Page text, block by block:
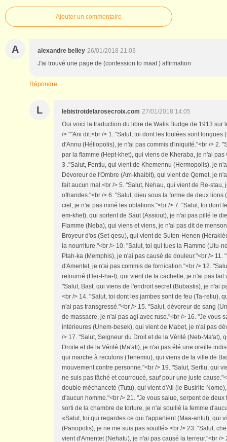
Ajouter un commentaire
A alexandre belley 26/01/2018 21:03
J'ai trouvé une page de (confession to maat ) affirmation
Répondre
L lebistrotdelarosecroix.com 27/01/2018 14:05
Oui voici la traduction du libre de Walis Budge de 1913 sur
/> ""Ani dit:<br /> 1. "Salut, toi dont les foulées sont longues
d'Annu (Héliopolis), je n'ai pas commis d'iniquité."<br /> 2.
par la flamme (Hept-khet), qui viens de Kheraba, je n'ai pas
3 ."Salut, Fentiu, qui vient de Khemennu (Hermopolis), je
Dévoreur de l'Ombre (Am-khaibit), qui vient de Qernet, je
fait aucun mal.<br /> 5. "Salut, Nehau, qui vient de Re-stau,
offrandes."<br /> 6. "Salut, dieu sous la forme de deux lions
ciel, je n'ai pas miné les oblations."<br /> 7. "Salut, toi dont
em-khet), qui sortent de Saut (Assiout), je n'ai pas pillé le
Flamme (Neba), qui viens et viens, je n'ai pas dit de
Broyeur d'os (Set-qesu), qui vient de Suten-Henen
la nourriture."<br /> 10. "Salut, toi qui tues la Flamme (Utu-
Ptah-ka (Memphis), je n'ai pas causé de douleur."<br /> 11.
d'Amentet, je n'ai pas commis de fornication."<br /> 12.
retourné (Her-f-ha-f), qui vient de ta cachette, je n'ai pas fait
"Salut, Bast, qui viens de l'endroit secret (Bubastis), je n'ai
<br /> 14. "Salut, toi dont les jambes sont de feu (Ta-retiu),
n'ai pas transgressé."<br /> 15. "Salut, dévoreur de sang
de massacre, je n'ai pas agi avec ruse."<br /> 16. "Je vous
intérieures (Unem-besek), qui vient de Mabet, je n'ai pas
/> 17. "Salut, Seigneur du Droit et de la Vérité (Neb-Ma'at),
Droite et de la Vérité (Ma'ati), je n'ai pas été une oreille
qui marche à reculons (Tenemiu), qui viens de la ville de
mouvement contre personne."<br /> 19. "Salut, Sertiu, qui
ne suis pas fâché et courroucé, sauf pour une juste
double méchanceté (Tutu), qui vient d'Ati (le Busirite
d'aucun homme."<br /> 21. "Je vous salue, serpent de deux
sorti de la chambre de torture, je n'ai souillé la femme
«Salut, toi qui regardes ce qui t'appartient (Maa-antuf), qui
(Panopolis), je ne me suis pas souillé».<br /> 23. "Salut,
vient d'Amentet (Nehatu), je n'ai pas causé la terreur."<br />